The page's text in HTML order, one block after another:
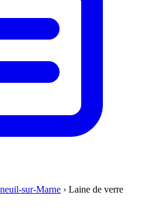
sur-Marne › Laine de verre